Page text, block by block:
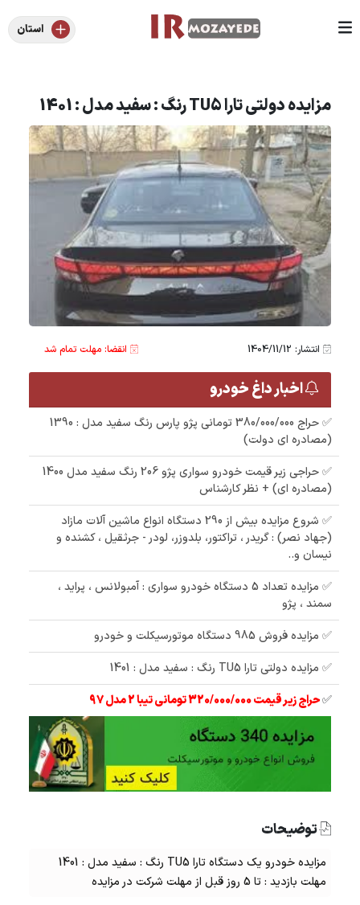
استان
مزایده دولتی تارا TU5 رنگ : سفید مدل : 1401
انتشار: 1404/11/12 انقضا: مهلت تمام شد
اخبار داغ خودرو
✅ حراج 380/000/000 تومانی پژو پارس رنگ سفید مدل : 1390
(مصادره ای دولت)
✅ حراجی زیر قیمت خودرو سواری پژو 206 رنگ سفید مدل 1400
(مصادره ای) + نظر کارشناس
✅ شروع مزایده بیش از 290 دستگاه انواع ماشین آلات مازاد
(جهاد نصر) : گریدر ، تراکتور، بلدوزر، لودر - جرثقیل ، کشنده و
نیسان و..
✅ مزایده تعداد 5 دستگاه خودرو سواری : آمبولانس ، پراید ،
سمند ، پژو
✅ مزایده فروش 985 دستگاه موتورسیکلت و خودرو
✅ مزایده دولتی تارا TU5 رنگ : سفید مدل : 1401
✅حراج زیر قیمت 320/000/000 تومانی تیبا 2 مدل 97
توضیحات
مزایده خودرو یک دستگاه تارا TU5 رنگ : سفید مدل : 1401
مهلت بازدید : تا 5 روز قبل از مهلت شرکت در مزایده